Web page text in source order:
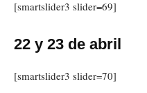
[smartslider3 slider=69]
22 y 23 de abril
[smartslider3 slider=70]